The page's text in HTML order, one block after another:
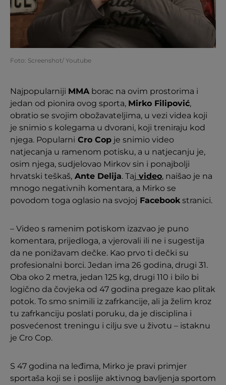
Foto: Screenshot/ Youtube
Najpopularniji MMA borac na ovim prostorima i
jedan od pionira ovog sporta, Mirko Filipović,
obratio se svojim obožavateljima, u vezi videa koji
je snimio s kolegama u dvorani, koji treniraju kod
njega. Popularni Cro Cop je snimio video
natjecanja u ramenom potisku, a u natjecanju je,
osim njega, sudjelovao Mirkov sin i ponajbolji
hrvatski teškaš, Ante Delija. Taj video, naišao je na
mnogo negativnih komentara, a Mirko se
povodom toga oglasio na svojoj Facebookstranici.
– Video s ramenim potiskom izazvao je puno
komentara, prijedloga, a vjerovali ili ne i sugestija
da ne ponižavam dečke. Kao prvo ti dečki su
profesionalni borci. Jedan ima 26 godina, drugi 31.
Oba oko 2 metra, jedan 125 kg, drugi 110 i bilo bi
logično da čovjeka od 47 godina pregaze kao plitak
potok. To smo snimili iz zafrkancije, ali ja želim kroz
tu zafrkanciju poslati poruku, da je disciplina i
posvećenost treningu i cilju sve u životu – istaknu
je Cro Cop.
S 47 godina na leđima, Mirko je pravi primjer
sportaša koji se i poslije aktivnog bavljenja sportom